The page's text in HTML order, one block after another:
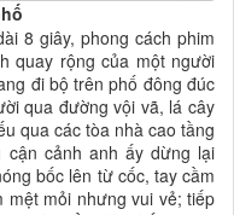
8 giây, phong cách phim
quay rộng của một người
đi bộ trên phố đông đúc
qua đường vội vã, lá cây
qua các tòa nhà cao tầng
cận cảnh anh ấy dừng lại
bốc lên từ cốc, tay cầm
mệt mỏi nhưng vui vẻ; tiếp